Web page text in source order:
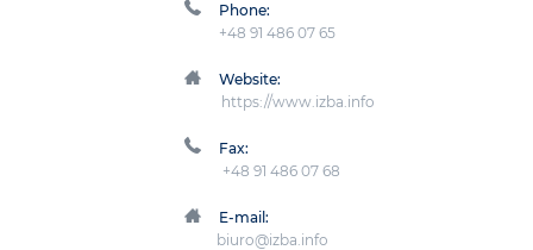
Phone:
+48 91 486 07 65
Website:
https://www.izba.info
Fax:
+48 91 486 07 68
E-mail:
biuro@izba.info